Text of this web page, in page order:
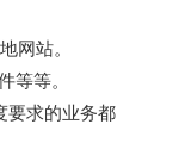
网站。
等。
要求的业务都